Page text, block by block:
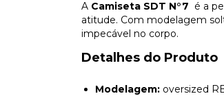
A Camiseta SDT N°7 é a
atitude. Com modelagem
impecável no corpo.
Detalhes do Produto
Modelagem: oversized